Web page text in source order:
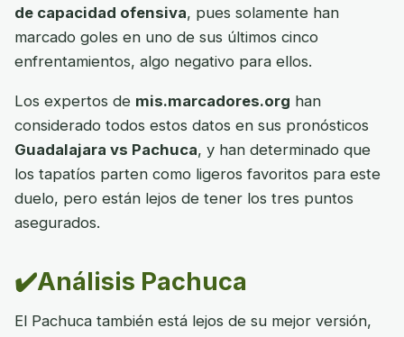
de capacidad ofensiva, pues solamente han
marcado goles en uno de sus últimos cinco
enfrentamientos, algo negativo para ellos.
Los expertos de mis.marcadores.org han
considerado todos estos datos en sus pronósticos
Guadalajara vs Pachuca, y han determinado que
los tapatíos parten como ligeros favoritos para este
duelo, pero están lejos de tener los tres puntos
asegurados.
✔️Análisis Pachuca
El Pachuca también está lejos de su mejor versión,